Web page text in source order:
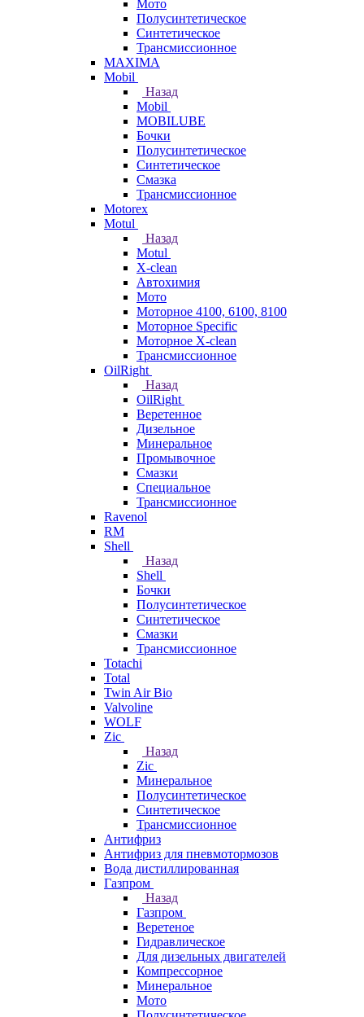
Мото
Полусинтетическое
Синтетическое
Трансмиссионное
MAXIMA
Mobil
Назад
Mobil
MOBILUBE
Бочки
Полусинтетическое
Синтетическое
Смазка
Трансмиссионное
Motorex
Motul
Назад
Motul
X-clean
Автохимия
Мото
Моторное 4100, 6100, 8100
Моторное Specific
Моторное X-clean
Трансмиссионное
OilRight
Назад
OilRight
Веретенное
Дизельное
Минеральное
Промывочное
Смазки
Специальное
Трансмиссионное
Ravenol
RM
Shell
Назад
Shell
Бочки
Полусинтетическое
Синтетическое
Смазки
Трансмиссионное
Totachi
Total
Twin Air Bio
Valvoline
WOLF
Zic
Назад
Zic
Минеральное
Полусинтетическое
Синтетическое
Трансмиссионное
Антифриз
Антифриз для пневмотормозов
Вода дистиллированная
Газпром
Назад
Газпром
Веретеное
Гидравлическое
Для дизельных двигателей
Компрессорное
Минеральное
Мото